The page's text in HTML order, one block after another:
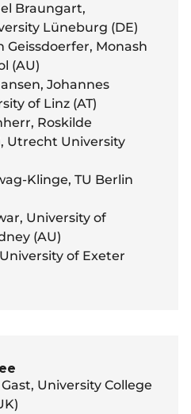
Braungart,
Lüneburg (DE)
Geissdoerfer, Monash
(AU)
Johannes
of Linz (AT)
Roskilde
Utrecht University
Klinge, TU Berlin
University of
(AU)
of Exeter
University College